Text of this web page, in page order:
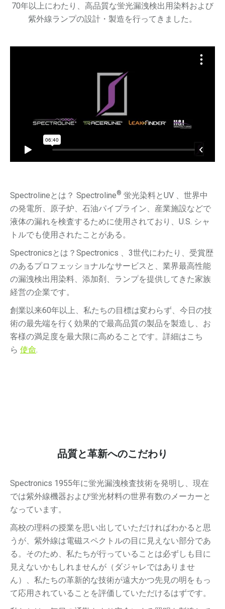
70年以上にわたり、高品質な蛍光漏洩検出用染料および
紫外線ランプの設計・製造を行ってきました。
Spectrolineとは？ Spectroline® 蛍光染料とUV 、世界中
の発電所、原子炉、石油パイプライン、産業施設などで
液体の漏れを検査するために使用されており、U.S. シャ
トルでも使用されたことがある。
Spectronicsとは？Spectronics 、3世代にわたり、受賞歴
のあるプロフェッショナルなサービスと、業界最高性能
の漏洩検出用染料、添加剤、ランプを提供してきた家族
経営の企業です。
創業以来60年以上、私たちの目標は変わらず、今日の技
術の最先端を行く効果的で最高品質の製品を製造し、お
客様の満足度を最大限に高めることです。詳細はこち
ら 使命.
品質と革新へのこだわり
Spectronics 1955年に蛍光漏洩検査技術を発明し、現在
では紫外線機器および蛍光材料の世界有数のメーカーと
なっています。
高校の理科の授業を思い出していただければわかると思
うが、紫外線は電磁スペクトルの目に見えない部分であ
る。そのため、私たちが行っていることは必ずしも目に
見えないかもしれませんが（ダジャレではありませ
ん）、私たちの革新的な技術が遠大かつ先見の明をもっ
て応用されていることを評価していただけるはずです。